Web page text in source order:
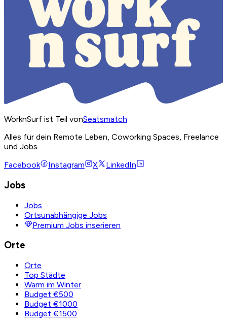
WorknSurf ist Teil vonSeatsmatch
Alles für dein Remote Leben, Coworking Spaces, Freelance
und Jobs.
Facebook
Instagram X LinkedIn
Jobs
Jobs
Ortsunabhängige Jobs
Premium Jobs inserieren
Orte
Orte
Top Städte
Warm im Winter
Budget €500
Budget €1000
Budget €1500